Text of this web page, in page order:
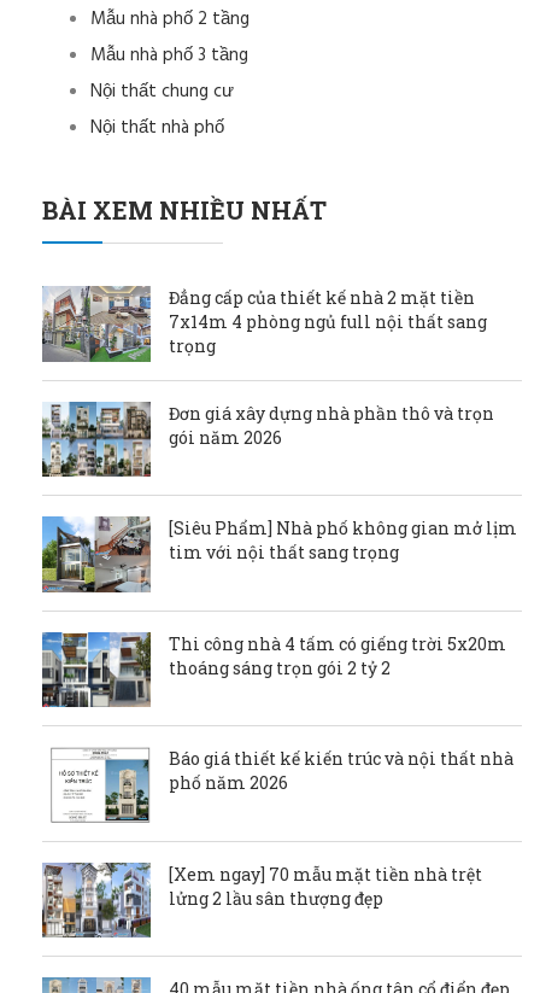
Mẫu nhà phố 2 tầng
Mẫu nhà phố 3 tầng
Nội thất chung cư
Nội thất nhà phố
BÀI XEM NHIỀU NHẤT
Đẳng cấp của thiết kế nhà 2 mặt tiền
7x14m 4 phòng ngủ full nội thất sang
trọng
Đơn giá xây dựng nhà phần thô và trọn
gói năm 2026
[Siêu Phẩm] Nhà phố không gian mở lịm
tim với nội thất sang trọng
Thi công nhà 4 tấm có giếng trời 5x20m
thoáng sáng trọn gói 2 tỷ 2
Báo giá thiết kế kiến trúc và nội thất nhà
phố năm 2026
[Xem ngay] 70 mẫu mặt tiền nhà trệt
lửng 2 lầu sân thượng đẹp